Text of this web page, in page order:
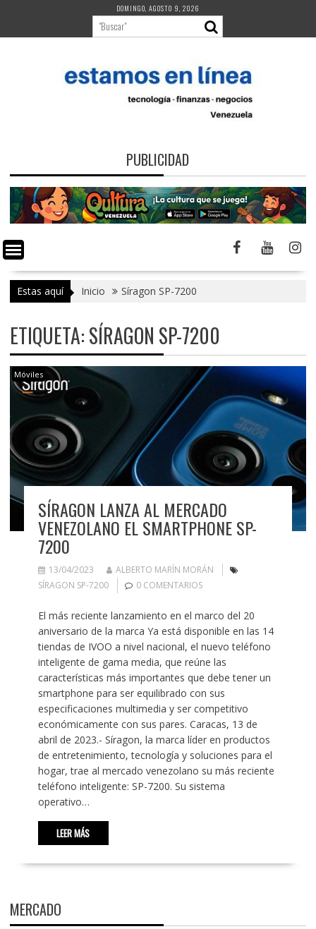
contenido
DOMINGO, AGOSTO 9, 2026
PUBLICIDAD
Estas aquí Inicio Síragon SP-7200
ETIQUETA:SÍRAGON SP-7200
Móviles
SÍRAGON LANZA AL MERCADO
VENEZOLANO EL SMARTPHONE SP-
7200
13/04/2023
ALBERTO MARÍN MORÁN
SÍRAGON SP-7200
0 COMENTARIOS
El más reciente lanzamiento en el marco del 20
aniversario de la marca Ya está disponible en las 14
tiendas de IVOO a nivel nacional, el nuevo teléfono
inteligente de gama media, que reúne las
características más importantes que debe tener un
smartphone para ser equilibrado con sus
especificaciones multimedia y ser competitivo
económicamente con sus pares. Caracas, 13 de
abril de 2023.- Síragon, la marca líder en productos
de entretenimiento, tecnología y soluciones para el
hogar, trae al mercado venezolano su más reciente
teléfono inteligente: SP-7200. Su sistema
operativo…
LEER MÁS
MERCADO